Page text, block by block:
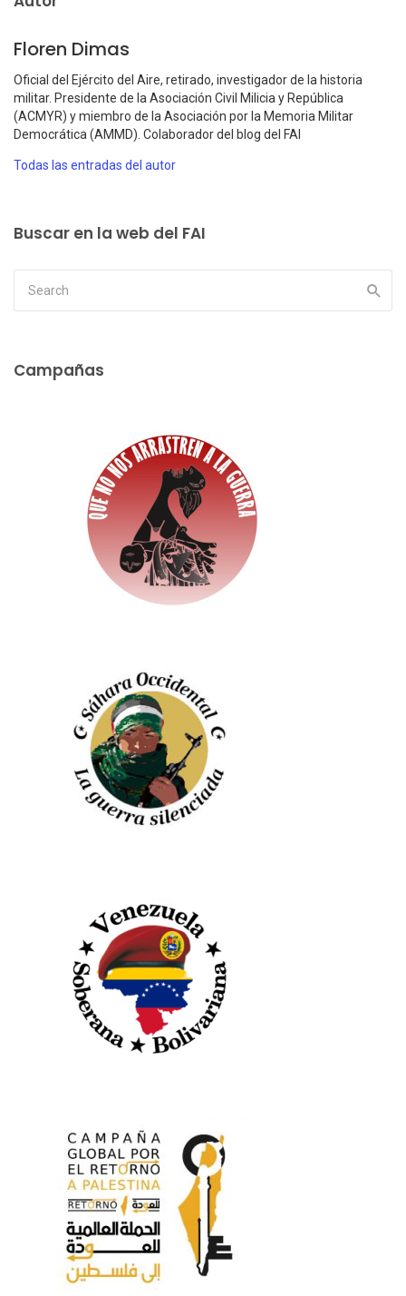
Floren Dimas
Oficial del Ejército del Aire, retirado, investigador de la historia
militar. Presidente de la Asociación Civil Milicia y República
(ACMYR) y miembro de la Asociación por la Memoria Militar
Democrática (AMMD). Colaborador del blog del FAI
Todas las entradas del autor
Buscar en la web del FAI
Campañas